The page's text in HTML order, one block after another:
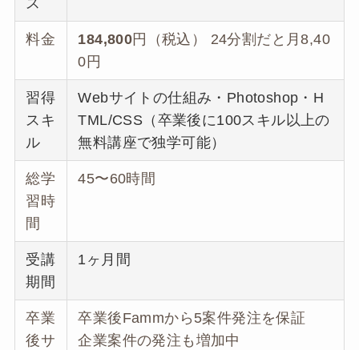
ス
料金 184,800円（税込） 24分割だと月8,40
0円
習得
スキ
ル
Webサイトの仕組み・Photoshop・H
TML/CSS（卒業後に100スキル以上の
無料講座で独学可能）
総学
習時
間
45〜60時間
受講
期間
1ヶ月間
卒業
後サ
卒業後Fammから5案件発注を保証
企業案件の発注も増加中